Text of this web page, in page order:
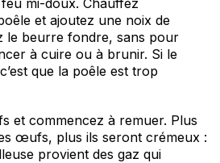
mi-doux. Chauffez
et ajoutez une noix de
le beurre fondre, sans pour
à cuire ou à brunir. Si le
que la poêle est trop
et commencez à remuer. Plus
œufs, plus ils seront crémeux :
provient des gaz qui